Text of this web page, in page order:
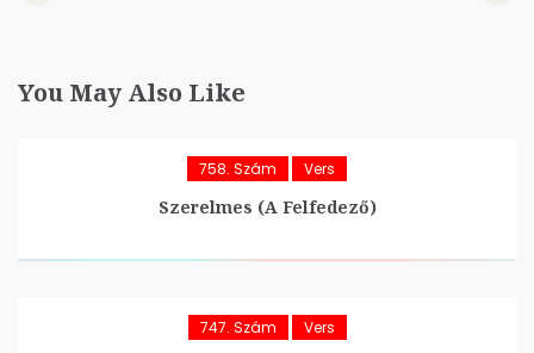
You May Also Like
758. Szám Vers
Szerelmes (A Felfedező)
747. Szám Vers